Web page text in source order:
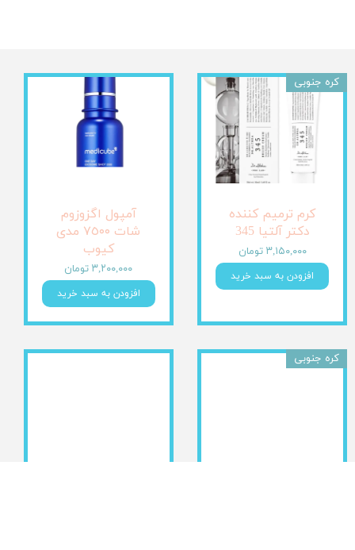
کرم ترمیم کننده
دکتر آلتیا 345
۳,۱۵۰,۰۰۰ تومان
افزودن به سبد خرید
کره جنوبی
آمپول اگزوزوم
شات ٧٥٠٠ مدی
کیوب
۳,۲۰۰,۰۰۰ تومان
افزودن به سبد خرید
کره جنوبی